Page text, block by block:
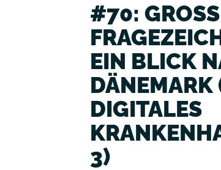
#70: GROSSE
IN BLICK
ÄNEMARK
IGITALES K
)